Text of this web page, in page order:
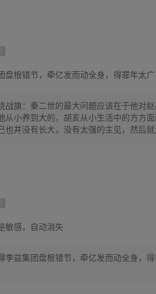
盘根错节，牵亿发而动全身，得罪年太
战旗：秦二世的最大问题应该在于他对
从小养到大的，胡亥从小生活中的方方
也并没有长大，没有太强的主见，然后
敏感，自动消失
李益集团盘根错节，牵亿发而动全身，